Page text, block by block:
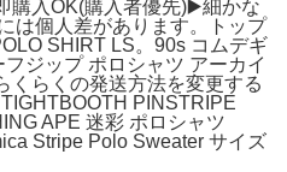
購入OK(購入者優先)▶️細かな
は個人差があります。トップ
SHIRT LS。90s コムデギ
ジップ ポロシャツ アーカイ
くらくの発送方法を変更する
PINSTRIPE
APE 迷彩 ポロシャツ
Stripe Polo Sweater サイズ